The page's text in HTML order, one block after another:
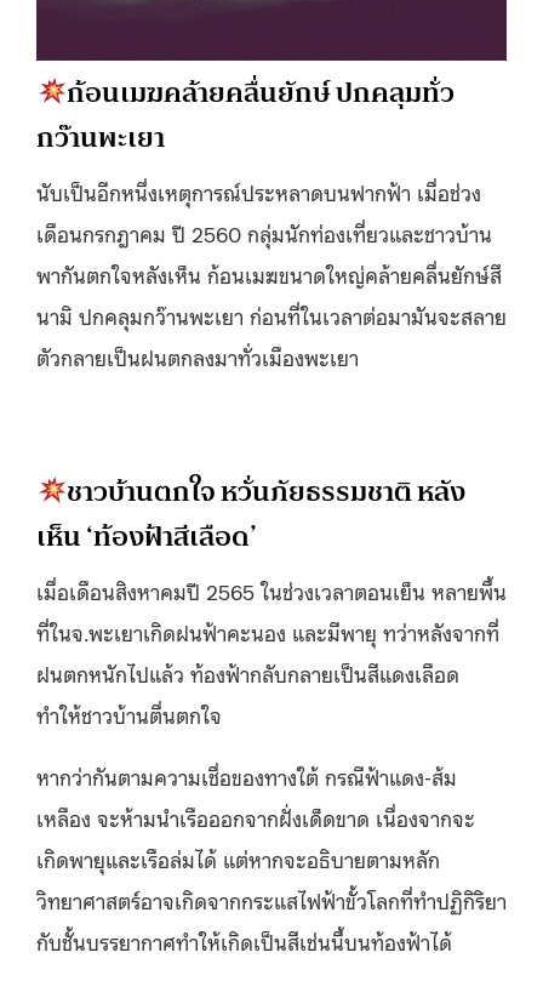
ก้อนเมฆคล้ายคลื่นยักษ์ ปกคลุมทั่ว
กว๊านพะเยา
นับเป็นอีกหนึ่งเหตุการณ์ประหลาดบนฟากฟ้า เมื่อช่วง
เดือนกรกฎาคม ปี 2560 กลุ่มนักท่องเที่ยวและชาวบ้าน
พากันตกใจหลังเห็น ก้อนเมฆขนาดใหญ่คล้ายคลื่นยักษ์สึ
นามิ ปกคลุมกว๊านพะเยา ก่อนที่ในเวลาต่อมามันจะสลาย
ตัวกลายเป็นฝนตกลงมาทั่วเมืองพะเยา
ชาวบ้านตกใจ หวั่นภัยธรรมชาติ หลัง
เห็น ‘ท้องฟ้าสีเลือด’
เมื่อเดือนสิงหาคมปี 2565 ในช่วงเวลาตอนเย็น หลายพื้น
ที่ในจ.พะเยาเกิดฝนฟ้าคะนอง และมีพายุ ทว่าหลังจากที่
ฝนตกหนักไปแล้ว ท้องฟ้ากลับกลายเป็นสีแดงเลือด
ทำให้ชาวบ้านตื่นตกใจ
หากว่ากันตามความเชื่อของทางใต้ กรณีฟ้าแดง-ส้ม
เหลือง จะห้ามนำเรือออกจากฝั่งเด็ดขาด เนื่องจากจะ
เกิดพายุและเรือล่มได้ แต่หากจะอธิบายตามหลัก
วิทยาศาสตร์อาจเกิดจากกระแสไฟฟ้าขั้วโลกที่ทำปฏิกิริยา
กับชั้นบรรยากาศทำให้เกิดเป็นสีเช่นนี้บนท้องฟ้าได้